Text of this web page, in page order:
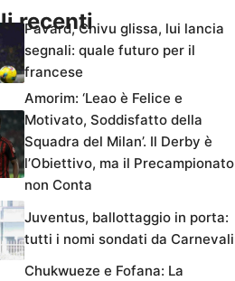
recenti
Pavard, Chivu glissa, lui lancia
segnali: quale futuro per il
francese
Amorim: ‘Leao è Felice e
Motivato, Soddisfatto della
Squadra del Milan’. Il Derby è
l’Obiettivo, ma il Precampionato
non Conta
Juventus, ballottaggio in porta:
tutti i nomi sondati da Carnevali
Chukwueze e Fofana: La